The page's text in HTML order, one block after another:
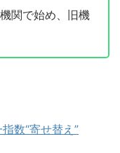
関で始め、旧機
数“寄せ替え”